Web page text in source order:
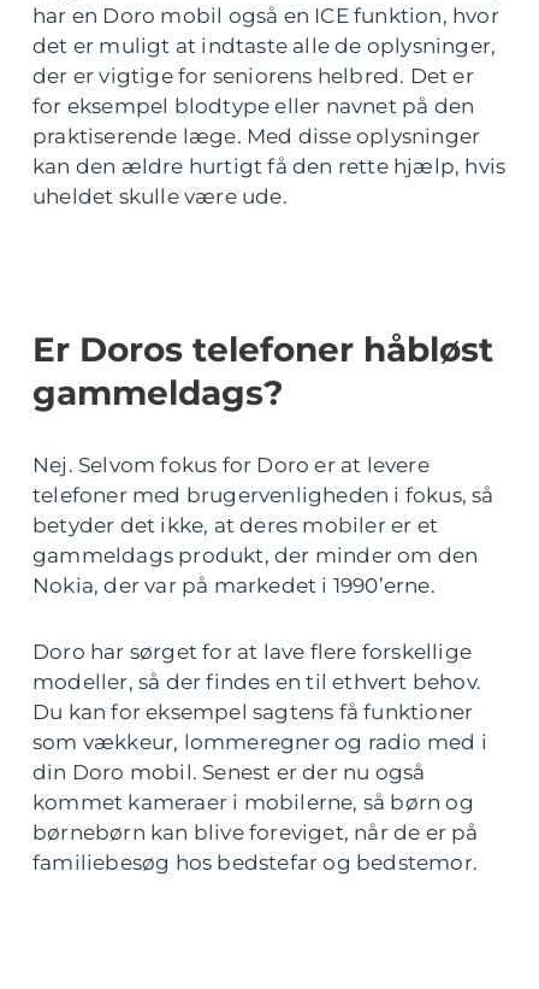
har en Doro mobil også en ICE funktion, hvor
det er muligt at indtaste alle de oplysninger,
der er vigtige for seniorens helbred. Det er
for eksempel blodtype eller navnet på den
praktiserende læge. Med disse oplysninger
kan den ældre hurtigt få den rette hjælp, hvis
uheldet skulle være ude.
Er Doros telefoner håbløst
gammeldags?
Nej. Selvom fokus for Doro er at levere
telefoner med brugervenligheden i fokus, så
betyder det ikke, at deres mobiler er et
gammeldags produkt, der minder om den
Nokia, der var på markedet i 1990’erne.
Doro har sørget for at lave flere forskellige
modeller, så der findes en til ethvert behov.
Du kan for eksempel sagtens få funktioner
som vækkeur, lommeregner og radio med i
din Doro mobil. Senest er der nu også
kommet kameraer i mobilerne, så børn og
børnebørn kan blive foreviget, når de er på
familiebesøg hos bedstefar og bedstemor.